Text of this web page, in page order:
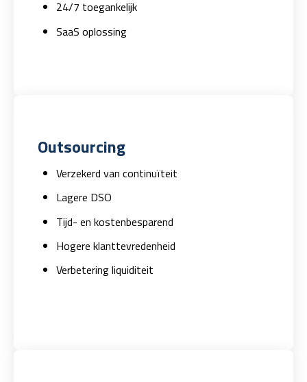
24/7 toegankelijk
SaaS oplossing
Outsourcing
Verzekerd van continuïteit
Lagere DSO
Tijd- en kostenbesparend
Hogere klanttevredenheid
Verbetering liquiditeit